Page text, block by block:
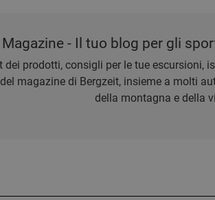
- Il tuo blog per gli
prodotti, consigli per le tue
magazine di Bergzeit, insieme a molti
della montagna e della